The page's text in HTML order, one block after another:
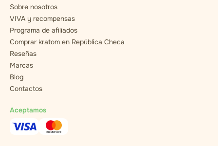
Sobre nosotros
VIVA y recompensas
Programa de afiliados
Comprar kratom en República Checa
Reseñas
Marcas
Blog
Contactos
Aceptamos